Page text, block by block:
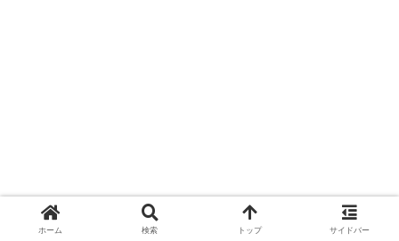
ホーム 検索 トップ サイドバー